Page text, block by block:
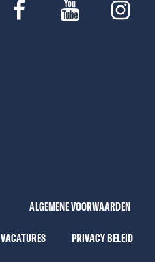
ALGEMENE VOORWAARDEN
VACATURES PRIVACY BELEID